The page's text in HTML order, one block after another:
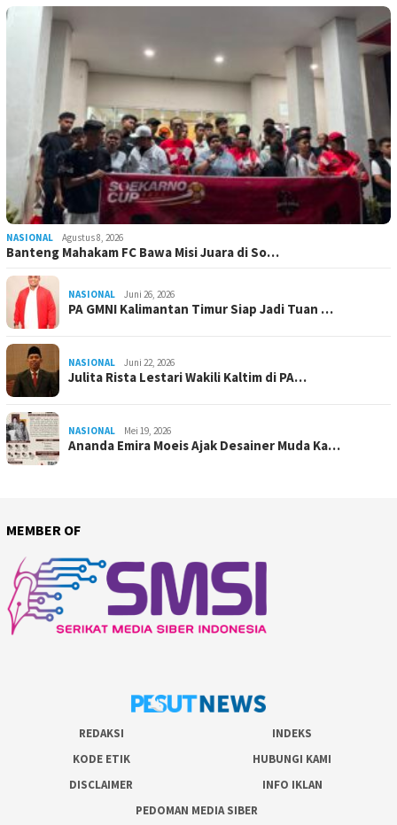
NASIONAL Agustus 8, 2026
Banteng Mahakam FC Bawa Misi Juara di So…
NASIONAL Juni 26, 2026
PA GMNI Kalimantan Timur Siap Jadi Tuan …
NASIONAL Juni 22, 2026
Julita Rista Lestari Wakili Kaltim di PA…
NASIONAL Mei 19, 2026
Ananda Emira Moeis Ajak Desainer Muda Ka…
MEMBER OF
REDAKSI
INDEKS
KODE ETIK
HUBUNGI KAMI
DISCLAIMER
INFO IKLAN
PEDOMAN MEDIA SIBER